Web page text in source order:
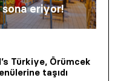
sona eriyor!
Türkiye, Örümcek
taşıdı